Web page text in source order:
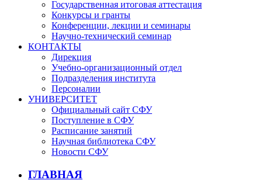
Государственная итоговая аттестация
Конкурсы и гранты
Конференции, лекции и семинары
Научно-технический семинар
КОНТАКТЫ
Дирекция
Учебно-организационный отдел
Подразделения института
Персоналии
УНИВЕРСИТЕТ
Официальный сайт СФУ
Поступление в СФУ
Расписание занятий
Научная библиотека СФУ
Новости СФУ
ГЛАВНАЯ